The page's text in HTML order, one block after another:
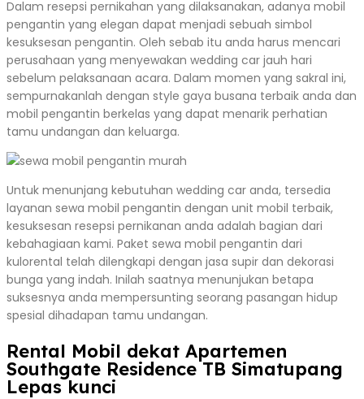
Dalam resepsi pernikahan yang dilaksanakan, adanya mobil
pengantin yang elegan dapat menjadi sebuah simbol
kesuksesan pengantin. Oleh sebab itu anda harus mencari
perusahaan yang menyewakan wedding car jauh hari
sebelum pelaksanaan acara. Dalam momen yang sakral ini,
sempurnakanlah dengan style gaya busana terbaik anda dan
mobil pengantin berkelas yang dapat menarik perhatian
tamu undangan dan keluarga.
Untuk menunjang kebutuhan wedding car anda, tersedia
layanan sewa mobil pengantin dengan unit mobil terbaik,
kesuksesan resepsi pernikanan anda adalah bagian dari
kebahagiaan kami. Paket sewa mobil pengantin dari
kulorental telah dilengkapi dengan jasa supir dan dekorasi
bunga yang indah. Inilah saatnya menunjukan betapa
suksesnya anda mempersunting seorang pasangan hidup
spesial dihadapan tamu undangan.
Rental Mobil dekat Apartemen
Southgate Residence TB Simatupang
Lepas kunci